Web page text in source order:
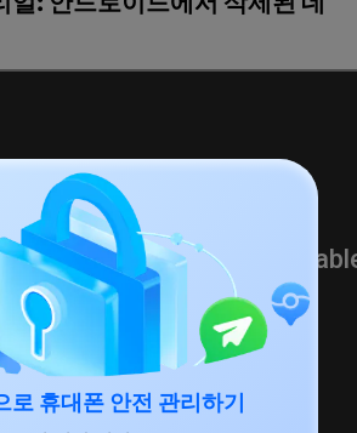
로 휴대폰 안전 관리하기